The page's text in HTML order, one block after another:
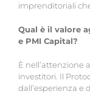
imprenditoriali
Qual è il valore
e PMI Capital?
È nell’attenzione
investitori. Il
dall’esperienza e